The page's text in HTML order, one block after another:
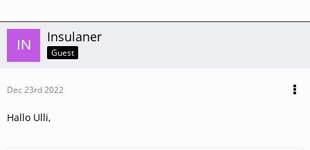
Insulaner
Guest
Dec 23rd 2022
Hallo Ulli,